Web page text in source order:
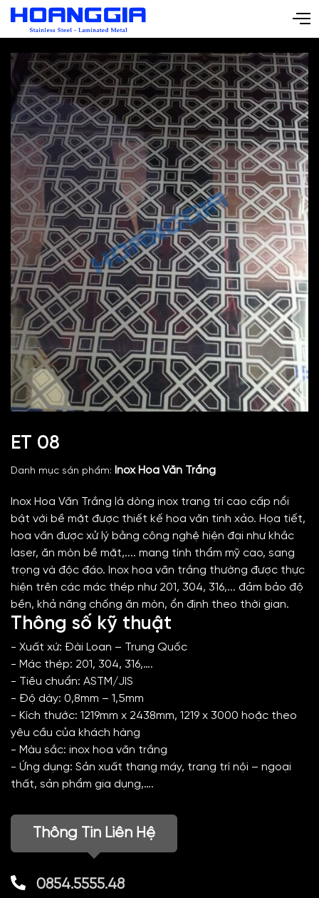
ET 08
Danh mục sản phẩm: Inox Hoa Văn Trắng
Inox Hoa Văn Trắng là dòng inox trang trí cao cấp nổi
bật với bề mặt được thiết kế hoa văn tinh xảo. Họa tiết,
hoa văn được xử lý bằng công nghệ hiện đại như khắc
laser, ăn mòn bề mặt,.... mang tính thẩm mỹ cao, sang
trọng và độc đáo. Inox hoa văn trắng thường được thực
hiện trên các mác thép như 201, 304, 316,... đảm bảo độ
bền, khả năng chống ăn mòn, ổn định theo thời gian.
Thông số kỹ thuật
- Xuất xứ: Đài Loan – Trung Quốc
- Mác thép: 201, 304, 316,….
- Tiêu chuẩn: ASTM/JIS
- Độ dày: 0,8mm – 1,5mm
- Kích thước: 1219mm x 2438mm, 1219 x 3000 hoặc theo
yêu cầu của khách hàng
- Màu sắc: inox hoa văn trắng
- Ứng dụng: Sản xuất thang máy, trang trí nội – ngoại
thất, sản phẩm gia dụng,….
Thông Tin Liên Hệ
0854.5555.48